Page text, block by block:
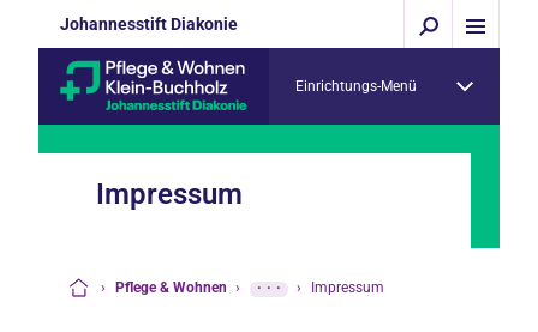
Johannesstift Diakonie
Einrichtungs-Menü
Impressum
› Pflege & Wohnen › ··· › Impressum